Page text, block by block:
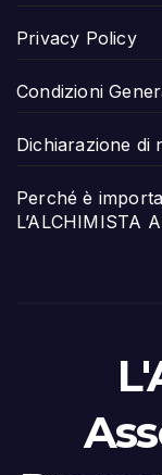
Privacy Policy
Condizioni
Dichiarazione di
Perché è
L’ALCHIMISTA